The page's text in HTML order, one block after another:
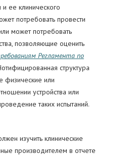
ее клинического
потребовать провести
может потребовать
позволяющие оценить
Регламента по
структура
физические или
устройства или
таких испытаний.
изучить клинические
производителем в отчете